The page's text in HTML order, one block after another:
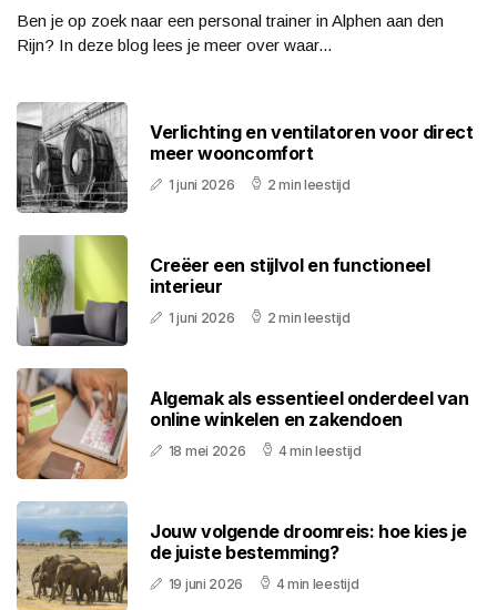
Ben je op zoek naar een personal trainer in Alphen aan den
Rijn? In deze blog lees je meer over waar...
Verlichting en ventilatoren voor direct
meer wooncomfort
1 juni 2026 2 min leestijd
Creëer een stijlvol en functioneel
interieur
1 juni 2026 2 min leestijd
Algemak als essentieel onderdeel van
online winkelen en zakendoen
18 mei 2026 4 min leestijd
Jouw volgende droomreis: hoe kies je
de juiste bestemming?
19 juni 2026 4 min leestijd